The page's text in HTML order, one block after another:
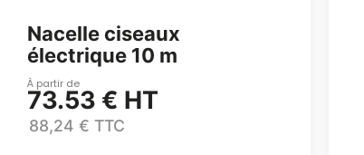
Nacelle ciseaux
électrique 10 m
À partir de
73.53 € HT
88,24 € TTC